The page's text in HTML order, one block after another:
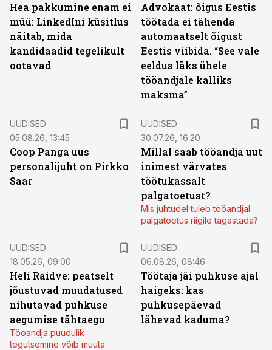
Hea pakkumine enam ei
müü: LinkedIni küsitlus
näitab, mida
kandidaadid tegelikult
ootavad
Advokaat: õigus Eestis
töötada ei tähenda
automaatselt õigust
Eestis viibida. “See vale
eeldus läks ühele
tööandjale kalliks
maksma”
UUDISED
05.08.26, 13:45
Coop Panga uus
personalijuht on Pirkko
Saar
UUDISED
30.07.26, 16:20
Millal saab tööandja uut
inimest värvates
töötukassalt
palgatoetust?
Mis juhtudel tuleb tööandjal
palgatoetus riigile tagastada?
UUDISED
18.05.26, 09:00
Heli Raidve: peatselt
jõustuvad muudatused
nihutavad puhkuse
aegumise tähtaegu
Tööandja puudulik
tegutsemine võib muuta
UUDISED
06.08.26, 08:46
Töötaja jäi puhkuse ajal
haigeks: kas
puhkusepäevad
lähevad kaduma?